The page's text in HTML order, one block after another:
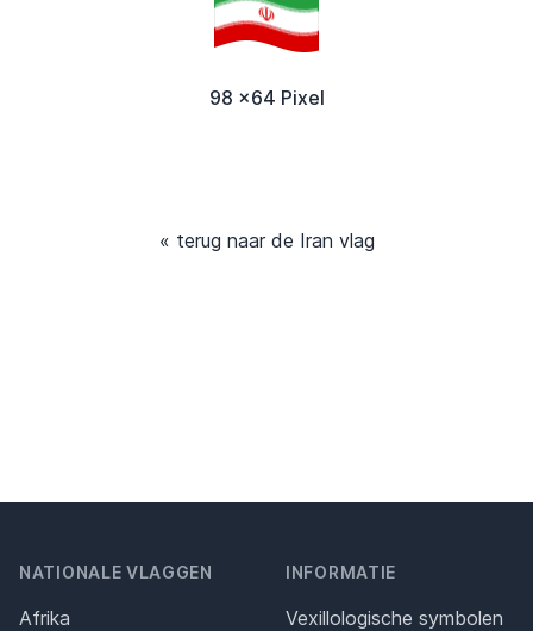
98 x64 Pixel
« terug naar de Iran vlag
NATIONALE VLAGGEN
Afrika
INFORMATIE
Vexillologische symbolen